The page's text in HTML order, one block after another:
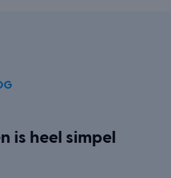
is heel simpel